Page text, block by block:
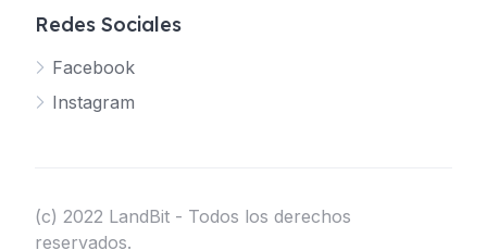
Redes Sociales
Facebook
Instagram
(c) 2022 LandBit - Todos los derechos
reservados.